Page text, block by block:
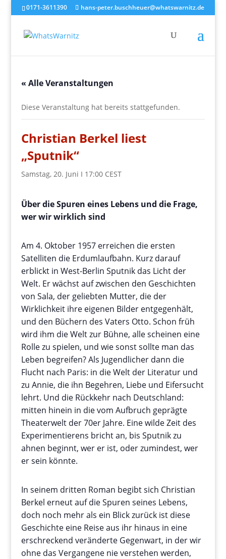
0171-3611390 hans-peter.buschheuer@whatswarnitz.de
« Alle Veranstaltungen
Diese Veranstaltung hat bereits stattgefunden.
Christian Berkel liest
„Sputnik“
Samstag, 20. Juni I 17:00 CEST
Über die Spuren eines Lebens und die Frage,
wer wir wirklich sind
Am 4. Oktober 1957 erreichen die ersten
Satelliten die Erdumlaufbahn. Kurz darauf
erblickt in West-Berlin Sputnik das Licht der
Welt. Er wächst auf zwischen den Geschichten
von Sala, der geliebten Mutter, die der
Wirklichkeit ihre eigenen Bilder entgegenhält,
und den Büchern des Vaters Otto. Schon früh
wird ihm die Welt zur Bühne, alle scheinen eine
Rolle zu spielen, und wie sonst sollte man das
Leben begreifen? Als Jugendlicher dann die
Flucht nach Paris: in die Welt der Literatur und
zu Annie, die ihn Begehren, Liebe und Eifersucht
lehrt. Und die Rückkehr nach Deutschland:
mitten hinein in die vom Aufbruch geprägte
Theaterwelt der 70er Jahre. Eine wilde Zeit des
Experimentierens bricht an, bis Sputnik zu
ahnen beginnt, wer er ist, oder zumindest, wer
er sein könnte.
In seinem dritten Roman begibt sich Christian
Berkel erneut auf die Spuren seines Lebens,
doch noch mehr als ein Blick zurück ist diese
Geschichte eine Reise aus ihr hinaus in eine
erschreckend veränderte Gegenwart, in der wir
ohne das Vergangene nie verstehen werden,